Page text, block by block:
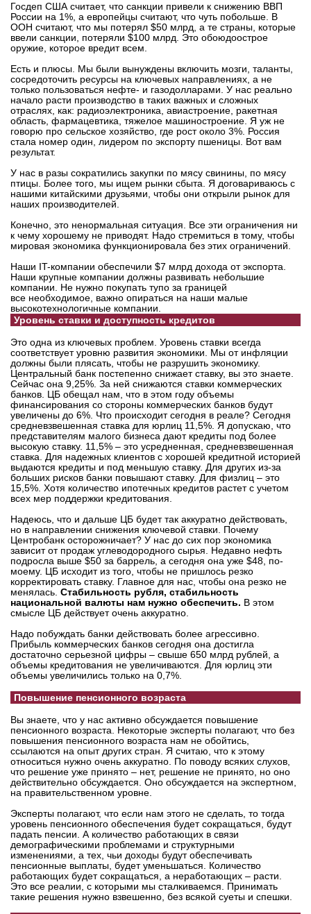
Госдеп США считает, что санкции привели к снижению ВВП
России на 1%, а европейцы считают, что чуть побольше. В
ООН считают, что мы потерял $50 млрд, а те страны, которые
ввели санкции, потеряли $100 млрд. Это обоюдоострое
оружие, которое вредит всем.
Есть и плюсы. Мы были вынуждены включить мозги, таланты,
сосредоточить ресурсы на ключевых направлениях, а не
только пользоваться нефте- и газодолларами. У нас реально
начало расти производство в таких важных и сложных
отраслях, как: радиоэлектроника, авиастроение, ракетная
область, фармацевтика, тяжелое машиностроение. Я уж не
говорю про сельское хозяйство, где рост около 3%. Россия
стала номер один, лидером по экспорту пшеницы. Вот вам
результат.
У нас в разы сократились закупки по мясу свинины, по мясу
птицы. Более того, мы ищем рынки сбыта. Я договариваюсь с
нашими китайскими друзьями, чтобы они открыли рынок для
наших производителей.
Конечно, это ненормальная ситуация. Все эти ограничения ни
к чему хорошему не приводят. Надо стремиться в тому, чтобы
мировая экономика функционировала без этих ограничений.
Наши IT-компании обеспечили $7 млрд дохода от экспорта.
Наши крупные компании должны развивать небольшие
компании. Не нужно покупать тупо за границей
все необходимое, важно опираться на наши малые
высокотехнологичные компании.
Уровень ставки и доступность кредитов
Это одна из ключевых проблем. Уровень ставки всегда
соответствует уровню развития экономики. Мы от инфляции
должны были плясать, чтобы не разрушить экономику.
Центральный банк постепенно снижает ставку, вы это знаете.
Сейчас она 9,25%. За ней снижаются ставки коммерческих
банков. ЦБ обещал нам, что в этом году объемы
финансирования со стороны коммерческих банков будут
увеличены до 6%. Что происходит сегодня в реале? Сегодня
средневзвешенная ставка для юрлиц 11,5%. Я допускаю, что
представителям малого бизнеса дают кредиты под более
высокую ставку. 11,5% – это усредненная, средневзвешенная
ставка. Для надежных клиентов с хорошей кредитной историей
выдаются кредиты и под меньшую ставку. Для других из-за
больших рисков банки повышают ставку. Для физлиц – это
15,5%. Хотя количество ипотечных кредитов растет с учетом
всех мер поддержки кредитования.
Надеюсь, что и дальше ЦБ будет так аккуратно действовать,
но в направлении снижения ключевой ставки. Почему
Центробанк осторожничает? У нас до сих пор экономика
зависит от продаж углеводородного сырья. Недавно нефть
подросла выше $50 за баррель, а сегодня она уже $48, по-
моему. ЦБ исходит из того, чтобы не пришлось резко
корректировать ставку. Главное для нас, чтобы она резко не
менялась. Стабильность рубля, стабильность
национальной валюты нам нужно обеспечить. В этом
смысле ЦБ действует очень аккуратно.
Надо побуждать банки действовать более агрессивно.
Прибыль коммерческих банков сегодня она достигла
достаточно серьезной цифры – свыше 650 млрд рублей, а
объемы кредитования не увеличиваются. Для юрлиц эти
объемы увеличились только на 0,7%.
Повышение пенсионного возраста
Вы знаете, что у нас активно обсуждается повышение
пенсионного возраста. Некоторые эксперты полагают, что без
повышения пенсионного возраста нам не обойтись,
ссылаются на опыт других стран. Я считаю, что к этому
относиться нужно очень аккуратно. По поводу всяких слухов,
что решение уже принято – нет, решение не принято, но оно
действительно обсуждается. Оно обсуждается на экспертном,
на правительственном уровне.
Эксперты полагают, что если нам этого не сделать, то тогда
уровень пенсионного обеспечения будет сокращаться, будут
падать пенсии. А количество работающих в связи
демографическими проблемами и структурными
изменениями, а тех, чьи доходы будут обеспечивать
пенсионные выплаты, будет уменьшаться. Количество
работающих будет сокращаться, а неработающих – расти.
Это все реалии, с которыми мы сталкиваемся. Принимать
такие решения нужно взвешенно, без всякой суеты и спешки.